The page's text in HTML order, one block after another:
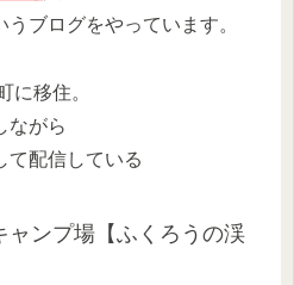
ブログをやっています。
に移住。
ながら
て配信している
ャンプ場【ふくろうの渓